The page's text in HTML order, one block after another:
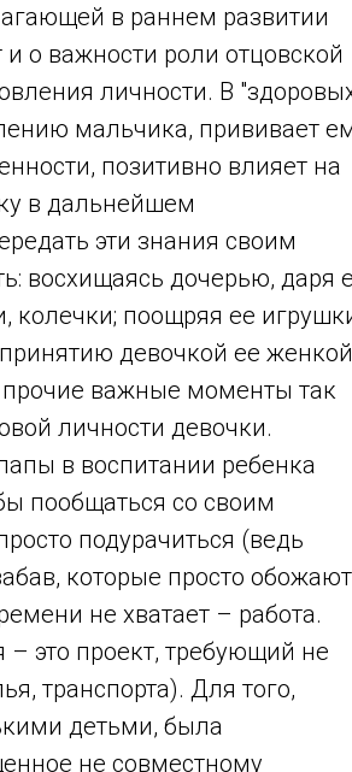
в раннем развитии
о важности роли отцовской
личности. В
мальчика, прививает
позитивно влияет на
в дальнейшем
эти знания своим
восхищаясь дочерью, даря
колечки; поощряя ее
девочкой ее женкой
прочие важные моменты так
личности девочки.
в воспитании ребенка
пообщаться со своим
подурачиться (ведь
которые просто обожают
не хватает – работа.
это проект, требующий не
транспорта). Для того,
детьми, была
не совместному